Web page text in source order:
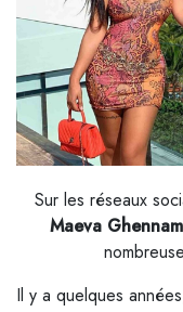
Sur les réseaux
Maeva Ghennam
Il y a quelques